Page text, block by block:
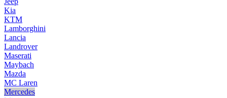
Kia
KTM
Lamborghini
Lancia
Landrover
Maserati
Maybach
Mazda
MC Laren
Mercedes